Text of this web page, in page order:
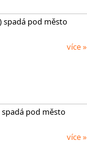
spadá pod město
více »
spadá pod město
více »